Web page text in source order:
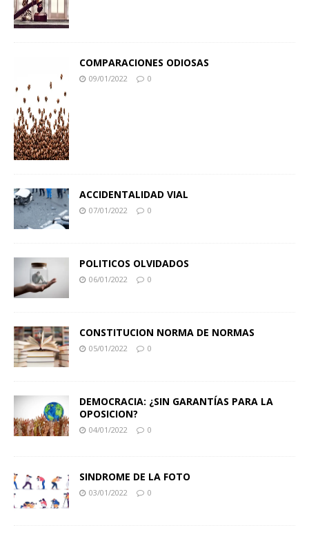
COMPARACIONES ODIOSAS
09/01/2022 0
ACCIDENTALIDAD VIAL
07/01/2022 0
POLITICOS OLVIDADOS
06/01/2022 0
CONSTITUCION NORMA DE NORMAS
05/01/2022 0
DEMOCRACIA: ¿SIN GARANTÍAS PARA LA
OPOSICION?
04/01/2022 0
SINDROME DE LA FOTO
03/01/2022 0